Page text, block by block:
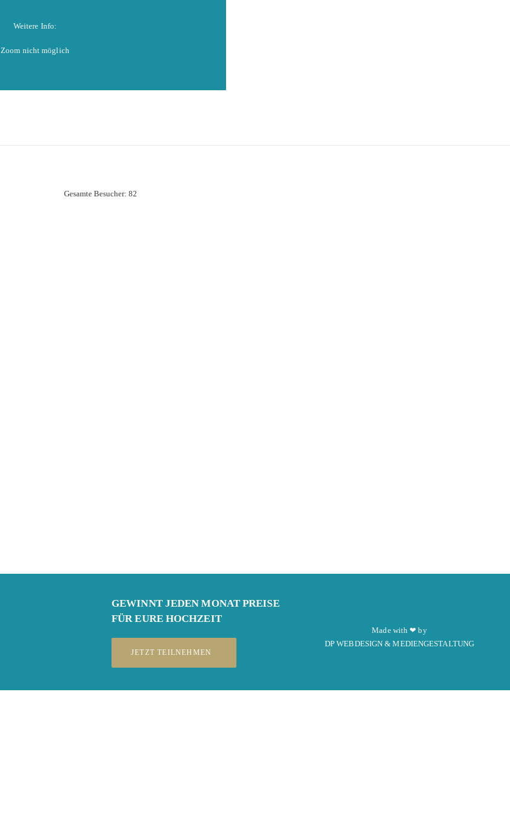
Weitere Info:
Zoom nicht möglich
Gesamte Besucher: 82
GEWINNT JEDEN MONATPREISE
FÜR EURE HOCHZEIT
JETZT TEILNEHMEN
Made with ❤ by
DP WEBDESIGN & MEDIENGESTALTUNG